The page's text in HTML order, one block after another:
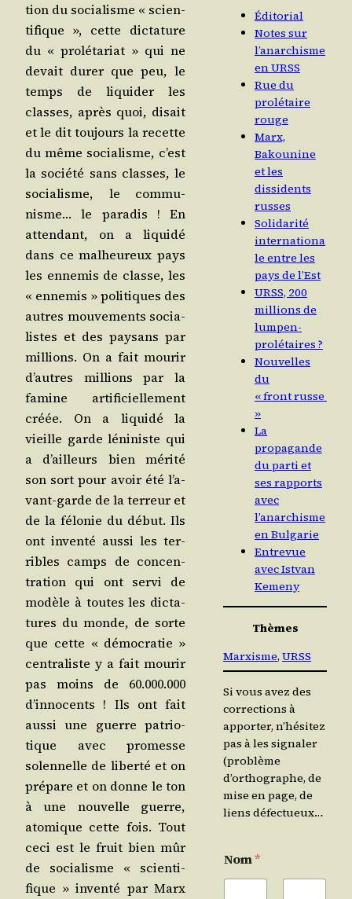
tion du socia­lisme « scien­
ti­fique », cette dic­ta­ture
du « pro­lé­ta­riat » qui ne
devait durer que peu, le
temps de liqui­der les
classes, après quoi, disait
et le dit tou­jours la recette
du même socia­lisme, c’est
la socié­té sans classes, le
socia­lisme, le com­mu­
nisme… le para­dis ! En
atten­dant, on a liqui­dé
dans ce mal­heu­reux pays
les enne­mis de classe, les
« enne­mis » poli­tiques des
autres mou­ve­ments socia­
listes et des pay­sans par
mil­lions. On a fait mou­rir
d’autres mil­lions par la
famine arti­fi­ciel­le­ment
créée. On a liqui­dé la
vieille garde léni­niste qui
a d’ailleurs bien méri­té
son sort pour avoir été l’a­
vant-garde de la ter­reur et
de la félo­nie du début. Ils
ont inven­té aus­si les ter­
ribles camps de concen­
tra­tion qui ont ser­vi de
modèle à toutes les dic­ta­
tures du monde, de sorte
que cette « démo­cra­tie »
cen­tra­liste y a fait mou­rir
pas moins de 60.000.000
d’in­no­cents ! Ils ont fait
aus­si une guerre patrio­
tique avec pro­messe
solen­nelle de liber­té et on
pré­pare et on donne le ton
à une nou­velle guerre,
ato­mique cette fois. Tout
ceci est le fruit bien mûr
de socia­lisme « scien­ti­
fique » inven­té par Marx
Éditorial
Notes sur
l’anarchisme
en URSS
Rue du
prolétaire
rouge
Marx,
Bakounine
et les
dissidents
russes
Solidarité
internationa
le entre les
pays de l’Est
URSS, 200
millions de
lumpen-
prolétaires ?
Nouvelles
du
« front russe
»
La
propagande
du parti et
ses rapports
avec
l’anarchisme
en Bulgarie
Entrevue
avec Istvan
Kemeny
Thèmes
Marxisme, URSS
Si vous avez des
corrections à
apporter, n’hésitez
pas à les signaler
(problème
d’orthographe, de
mise en page, de
liens défectueux…
Nom*